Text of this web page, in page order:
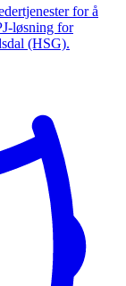
for å
løsning for
(HSG).